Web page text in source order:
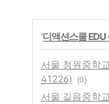
'디액션스쿨 EDU
서울 청원중학
41226)
(0)
서울 길음중학